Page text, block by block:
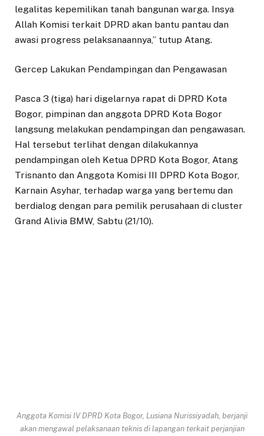
legalitas kepemilikan tanah bangunan warga. Insya
Allah Komisi terkait DPRD akan bantu pantau dan
awasi progress pelaksanaannya,” tutup Atang.
Gercep Lakukan Pendampingan dan Pengawasan
Pasca 3 (tiga) hari digelarnya rapat di DPRD Kota
Bogor, pimpinan dan anggota DPRD Kota Bogor
langsung melakukan pendampingan dan pengawasan.
Hal tersebut terlihat dengan dilakukannya
pendampingan oleh Ketua DPRD Kota Bogor, Atang
Trisnanto dan Anggota Komisi III DPRD Kota Bogor,
Karnain Asyhar, terhadap warga yang bertemu dan
berdialog dengan para pemilik perusahaan di cluster
Grand Alivia BMW, Sabtu (21/10).
Anggota Komisi IV DPRD Kota Bogor, Lusiana Nurissiyadah, berjanji
akan mengawal pelaksanaan teknis di lapangan terkait perjanjian